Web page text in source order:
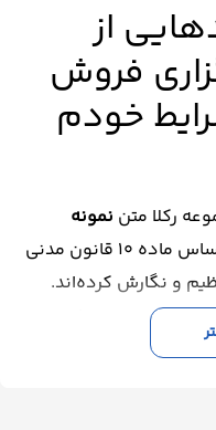
از
فروش
خودم
رکلا متن نمونه
را براساس ماده ۱۰ قانون مدنی
و نگارش کرده‌اند.
خودرو ضرورت دارد، در
‌حال اگر مایل هستید